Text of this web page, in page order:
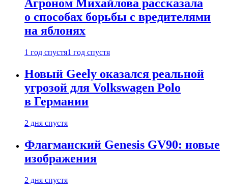
Агроном Михайлова рассказала
о способах борьбы с вредителями
на яблонях
1 год спустя1 год спустя
Новый Geely оказался реальной
угрозой для Volkswagen Polo
в Германии
2 дня спустя
Флагманский Genesis GV90: новые
изображения
2 дня спустя